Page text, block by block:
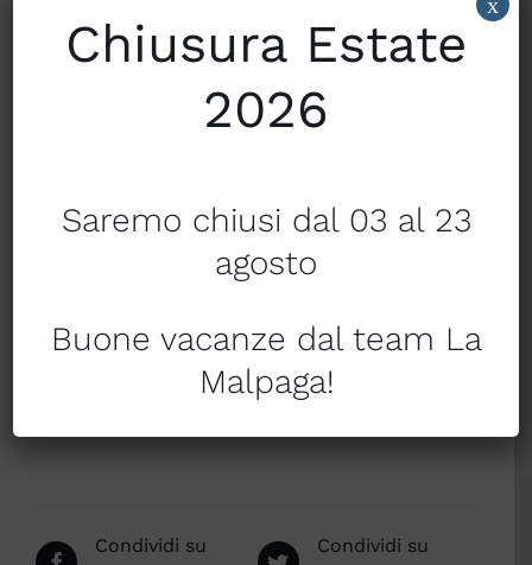
LAVABILE COMODAMENTE IN LAVATRICE A
DOTATO DI SISTEMA DI SICUREZZA
2 COMANDI, 2 TEMPERATURE
RISPARMIO ENERGETICO: SOLO 3
MISURE MATRIMONIALE: 150X160 cm
Condividi su
Condividi su
Chiusura Estate
2026
Saremo chiusi dal 03 al 23
agosto
Buone vacanze dal team La
Malpaga!